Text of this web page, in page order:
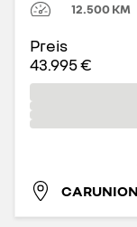
12.500KM
Preis
43.995 €